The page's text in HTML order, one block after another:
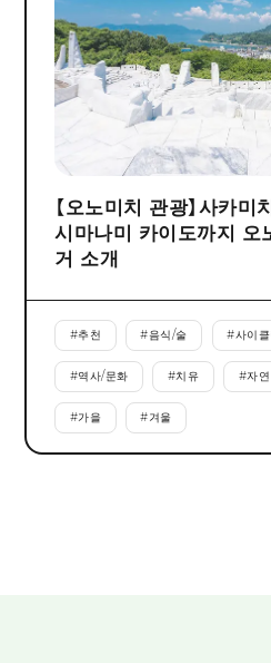
【오노미치 관광】사카
시마나미 카이도까지 오
거 소개
#추천 #음식/술 #사이클
#역사/문화 #치유 #자연
#가을 #겨울